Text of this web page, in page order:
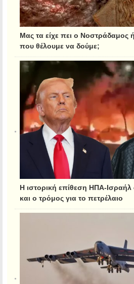
Μας τα είχε πει ο Νοστράδαμος
που θέλουμε να δούμε;
Η ιστορική επίθεση ΗΠΑ-Ισραήλ
και ο τρόμος για το πετρέλαιο